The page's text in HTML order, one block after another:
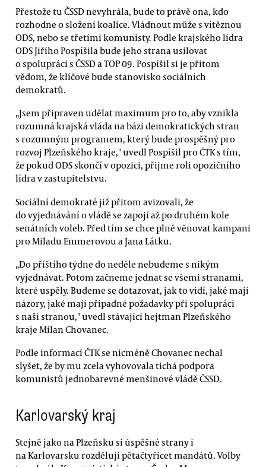
Přestože tu ČSSD nevyhrála, bude to právě ona, kdo
rozhodne o složení koalice. Vládnout může s vítěznou
ODS, nebo se třetími komunisty. Podle krajského lídra
ODS Jiřího Pospíšila bude jeho strana usilovat
o spolupráci s ČSSD a TOP 09. Pospíšil si je přitom
vědom, že klíčové bude stanovisko sociálních
demokratů.
„Jsem připraven udělat maximum pro to, aby vznikla
rozumná krajská vláda na bázi demokratických stran
s rozumným programem, který bude prospěšný pro
rozvoj Plzeňského kraje," uvedl Pospíšil pro ČTK s tím,
že pokud ODS skončí v opozici, přijme roli opozičního
lídra v zastupitelstvu.
Sociální demokraté již přitom avizovali, že
do vyjednávání o vládě se zapojí až po druhém kole
senátních voleb. Před tím se chce plně věnovat kampani
pro Miladu Emmerovou a Jana Látku.
„Do příštího týdne do neděle nebudeme s nikým
vyjednávat. Potom začneme jednat se všemi stranami,
které uspěly. Budeme se dotazovat, jak to vidí, jaké mají
názory, jaké mají případné požadavky při spolupráci
s naší stranou," uvedl stávající hejtman Plzeňského
kraje Milan Chovanec.
Podle informací ČTK se nicméně Chovanec nechal
slyšet, že by mu zcela vyhovovala tichá podpora
komunistů jednobarevné menšinové vládě ČSSD.
Karlovarský kraj
Stejně jako na Plzeňsku si úspěšné strany i
na Karlovarsku rozdělují pětačtyřicet mandátů. Volby